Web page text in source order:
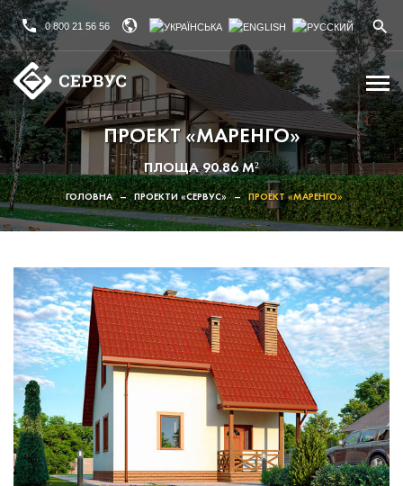
0 800 21 56 56
ПРОЕКТ «МАРЕНГО»
ПЛОЩА 90.86 М²
ГОЛОВНА – ПРОЕКТИ «СЕРВУС» – ПРОЕКТ «МАРЕНГО»